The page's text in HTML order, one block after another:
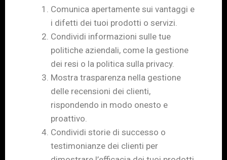
Comunica apertamente sui vantaggi e
i difetti dei tuoi prodotti o servizi.
Condividi informazioni sulle tue
politiche aziendali, come la gestione
dei resi o la politica sulla privacy.
Mostra trasparenza nella gestione
delle recensioni dei clienti,
rispondendo in modo onesto e
proattivo.
Condividi storie di successo o
testimonianze dei clienti per